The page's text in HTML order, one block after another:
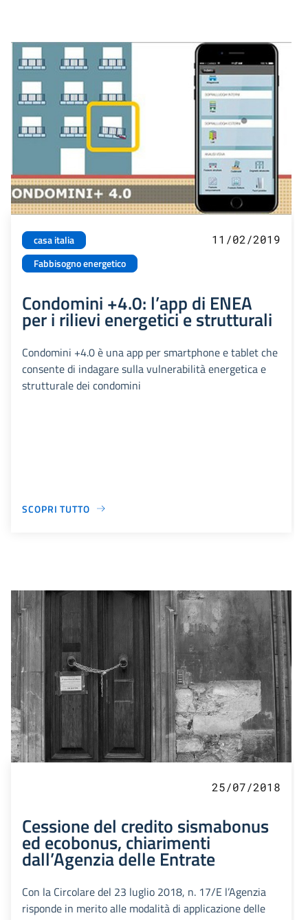
casa italia
Fabbisogno energetico
11/02/2019
Condomini +4.0: l’app di ENEA
per i rilievi energetici e strutturali
Condomini +4.0 è una app per smartphone e tablet che
consente di indagare sulla vulnerabilità energetica e
strutturale dei condomini
SCOPRI TUTTO
25/07/2018
Cessione del credito sismabonus
ed ecobonus, chiarimenti
dall’Agenzia delle Entrate
Con la Circolare del 23 luglio 2018, n. 17/E l’Agenzia
risponde in merito alle modalità di applicazione delle